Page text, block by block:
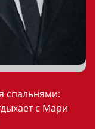
спальнями:
с Мари